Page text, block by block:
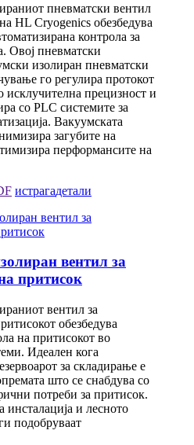
пневматски вентил
HL Cryogenics обезбедува
контрола за
Овој пневматски
изолиран пневматски
го регулира протокот
исклучителна прецизност и
со PLC системите за
Вакуумската
загубите на
перформансите на
истрагадетали
вентил за
притисок
вентил за
обезбедува
на притисокот во
Идеален кога
за складирање е
што се снабдува со
потреби за притисок.
инсталација и лесното
подобруваат